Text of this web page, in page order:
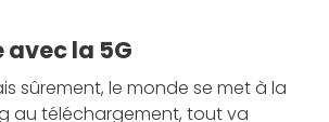
la 5G
sûrement, le monde se met à la
au téléchargement, tout va